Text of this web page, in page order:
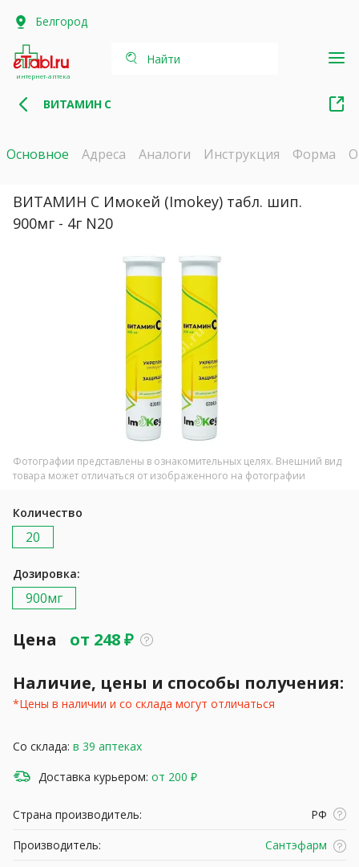
Белгород
интернет-аптека
Найти
ВИТАМИН С
Основное Адреса Аналоги Инструкция Форма
ВИТАМИН С Имокей (Imokey) табл. шип.
900мг - 4г N20
Фотографии представлены в ознакомительных целях. Внешний вид
товара может отличаться от изображенного на фотографии
Количество
20
Дозировка:
900мг
Цена от 248₽
Наличие, цены и способы получения:
*Цены в наличии и со склада могут отличаться
Со склада: в 39 аптеках
Доставка курьером: от 200 ₽
Страна производитель:
РФ
Производитель:
Сантэфарм